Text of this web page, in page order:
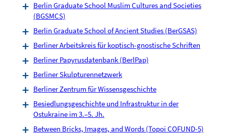
Berlin Graduate School Muslim Cultures and Societies
(BGSMCS)
Berlin Graduate School of Ancient Studies (BerGSAS)
Berliner Arbeitskreis für koptisch-gnostische Schriften
Berliner Papyrusdatenbank (BerlPap)
Berliner Skulpturennetzwerk
Berliner Zentrum für Wissensgeschichte
Besiedlungsgeschichte und Infrastruktur in der
Ostukraine im 3.–5. Jh.
Between Bricks, Images, and Words (Topoi COFUND-5)